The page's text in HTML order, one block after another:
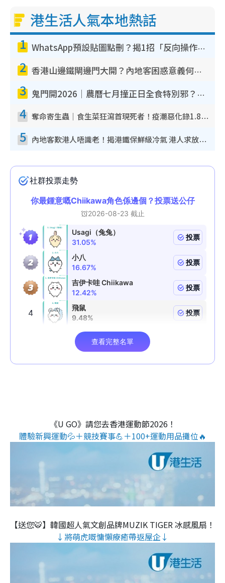
港生活人氣本地熱話
1 WhatsApp預設貼圖點刪？揭1招「反向操作」還原簡潔介面 附3步實測教學
2 香港山邊鐵閘邊門大開？內地客困惑意義何在！網民神回覆：呢種叫法理性防禦
3 鬼門開2026｜農曆七月撞正日全食特別邪？專家警告切忌做一事！揭4大禁忌+2招保平安
4 奪命寄生蟲｜食生菜狂瀉首現死者！疫潮惡化錄1.8萬宗病例 揭洗菜3大謬誤
5 內地客歎港人唔識老！揭港鐵保鮮級冷氣 港人求放過：咪投訴
《U GO》請您去香港運動節2026！
體驗新興運動💦＋競技賽事💪＋100+運動用品攤位🔥
【送您🐯】韓國超人氣文創品牌MUZIK TIGER 冰感風扇！
↓將萌虎嘅慵懶療癒帶返屋企↓